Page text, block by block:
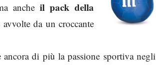
ancheil pack della
da un croccante
di più la passione sportiva negli